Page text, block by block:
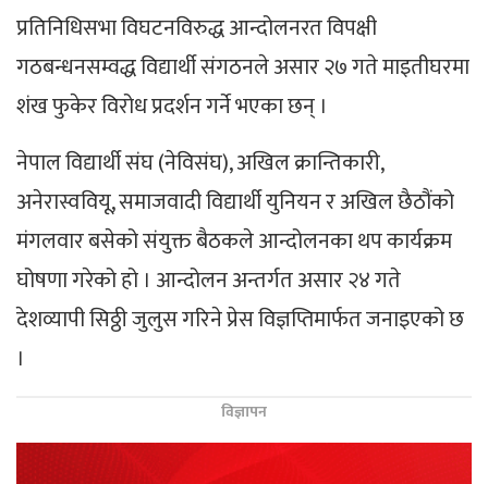
प्रतिनिधिसभा विघटनविरुद्ध आन्दोलनरत विपक्षी
गठबन्धनसम्वद्ध विद्यार्थी संगठनले असार २७ गते माइतीघरमा
शंख फुकेर विरोध प्रदर्शन गर्ने भएका छन् ।
नेपाल विद्यार्थी संघ (नेविसंघ), अखिल क्रान्तिकारी,
अनेरास्ववियू, समाजवादी विद्यार्थी युनियन र अखिल छैठौंको
मंगलवार बसेको संयुक्त बैठकले आन्दोलनका थप कार्यक्रम
घोषणा गरेको हो । आन्दोलन अन्तर्गत असार २४ गते
देशव्यापी सिठ्ठी जुलुस गरिने प्रेस विज्ञप्तिमार्फत जनाइएको छ
।
विज्ञापन